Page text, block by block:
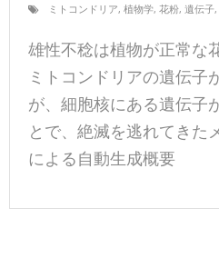
ミトコンドリア, 植物学, 花粉, 遺伝子,
雄性不稔は植物が正常な
ミトコンドリアの遺伝子
が、細胞核にある遺伝子
とで、絶滅を逃れてきた
による自動生成概要